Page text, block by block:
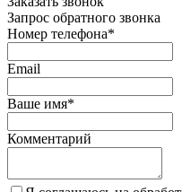
Запрос обратного звонка
Номер телефона*
Email
Ваше имя*
Комментарий